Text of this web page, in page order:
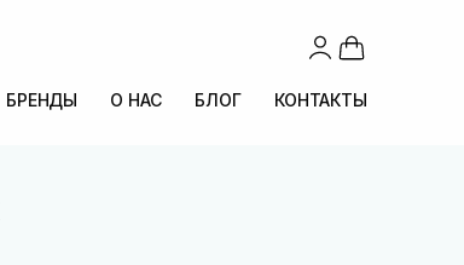
БРЕНДЫ О НАС БЛОГ КОНТАКТЫ